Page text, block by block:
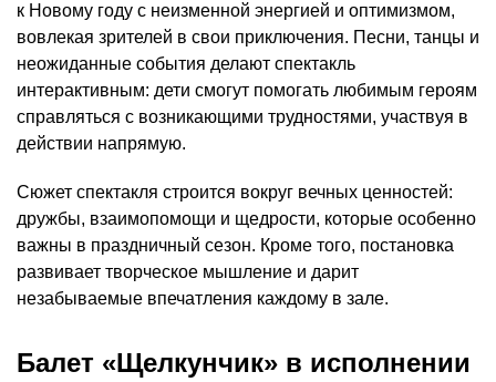
к Новому году с неизменной энергией и оптимизмом,
вовлекая зрителей в свои приключения. Песни, танцы и
неожиданные события делают спектакль
интерактивным: дети смогут помогать любимым героям
справляться с возникающими трудностями, участвуя в
действии напрямую.
Сюжет спектакля строится вокруг вечных ценностей:
дружбы, взаимопомощи и щедрости, которые особенно
важны в праздничный сезон. Кроме того, постановка
развивает творческое мышление и дарит
незабываемые впечатления каждому в зале.
Балет «Щелкунчик» в исполнении